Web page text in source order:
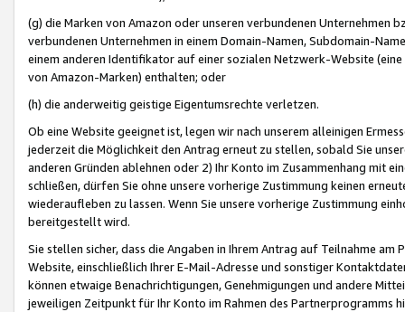
(g) die Marken von Amazon oder unseren verbundenen Unternehmen
verbundenen Unternehmen in einem Domain-Namen, Subdomain-
einem anderen Identifikator auf einer sozialen Netzwerk-Website
von Amazon-Marken) enthalten; oder
(h) die anderweitig geistige Eigentumsrechte verletzen.
Ob eine Website geeignet ist, legen wir nach unserem alleinigen
jederzeit die Möglichkeit den Antrag erneut zu stellen, sobald Sie
anderen Gründen ablehnen oder 2) Ihr Konto im Zusammenhang mit
schließen, dürfen Sie ohne unsere vorherige Zustimmung keinen
wiederaufleben zu lassen. Wenn Sie unsere vorherige Zustimmung
bereitgestellt wird.
Sie stellen sicher, dass die Angaben in Ihrem Antrag auf Teilnahme
Website, einschließlich Ihrer E-Mail-Adresse und sonstiger
können etwaige Benachrichtigungen, Genehmigungen und andere
jeweiligen Zeitpunkt für Ihr Konto im Rahmen des Partnerprogramms